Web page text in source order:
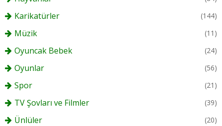
Karikatürler (144)
Müzik (11)
Oyuncak Bebek (24)
Oyunlar (56)
Spor (21)
TV Şovları ve Filmler (39)
Ünlüler (20)